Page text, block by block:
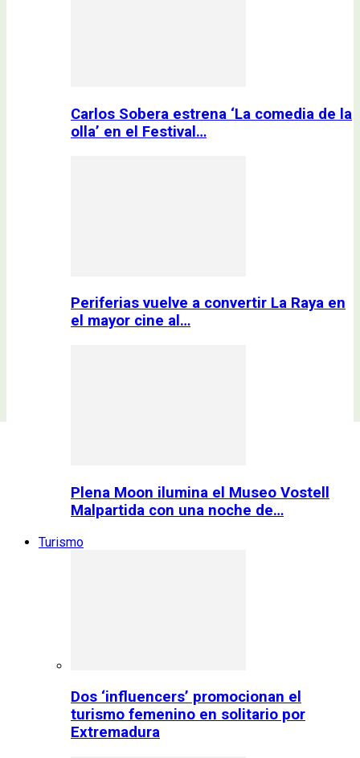
Carlos Sobera estrena ‘La comedia de la
olla’ en el Festival…
Periferias vuelve a convertir La Raya en
el mayor cine al…
Plena Moon ilumina el Museo Vostell
Malpartida con una noche de…
Turismo
Dos ‘influencers’ promocionan el
turismo femenino en solitario por
Extremadura